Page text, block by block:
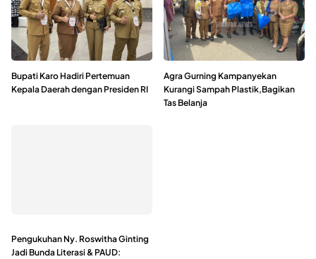
Bupati Karo Hadiri Pertemuan
Kepala Daerah dengan Presiden RI
Agra Gurning Kampanyekan
Kurangi Sampah Plastik,Bagikan
Tas Belanja
Pengukuhan Ny. Roswitha Ginting
Jadi Bunda Literasi & PAUD: